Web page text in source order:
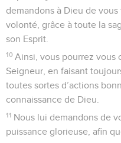
manque encore aux
qui est l’Église.
25 Je suis devenu serviteur
mission que Dieu m’a
d’annoncer pleinement son
26 c’est-à-dire le plan
toujours à toute l’humanité,
aux croyants.
27 Car Dieu a voulu leur